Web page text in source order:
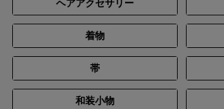
ヘアアクセサリー
着物
帯
和装小物